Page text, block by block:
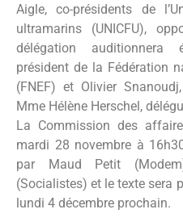
Aigle, co-présidents de
ultramarins (UNICFU),
délégation auditionnera
président de la Fédération
(FNEF) et Olivier
Mme Hélène Herschel,
La Commission des
mardi 28 novembre à
par Maud Petit
(Socialistes) et le texte sera
lundi 4 décembre prochain.